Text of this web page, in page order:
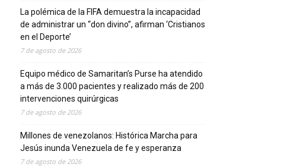
La polémica de la FIFA demuestra la incapacidad
de administrar un “don divino”, afirman ‘Cristianos
en el Deporte’
7 de agosto de 2026
Equipo médico de Samaritan’s Purse ha atendido
a más de 3.000 pacientes y realizado más de 200
intervenciones quirúrgicas
7 de agosto de 2026
Millones de venezolanos: Histórica Marcha para
Jesús inunda Venezuela de fe y esperanza
7 de agosto de 2026